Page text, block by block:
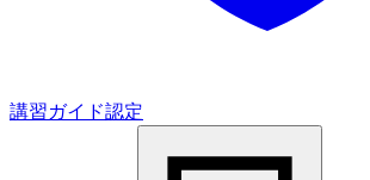
講習ガイド認定